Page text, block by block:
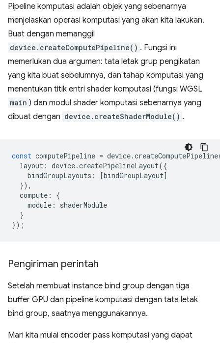
Pipeline komputasi adalah objek yang sebenarnya
menjelaskan operasi komputasi yang akan kita lakukan.
Buat dengan memanggil
device.createComputePipeline() . Fungsi ini
memerlukan dua argumen: tata letak grup pengikatan
yang kita buat sebelumnya, dan tahap komputasi yang
menentukan titik entri shader komputasi (fungsi WGSL
main ) dan modul shader komputasi sebenarnya yang
dibuat dengan device.createShaderModule() .
const computePipeline = device.createComputePipeline
layout : device.createPipelineLayout({
bindGroupLayouts : [bindGroupLayout]
}),
compute :
{
module :
shaderModule
}
});
Pengiriman perintah
Setelah membuat instance bind group dengan tiga
buffer GPU dan pipeline komputasi dengan tata letak
bind group, saatnya menggunakannya.
Mari kita mulai encoder pass komputasi yang dapat